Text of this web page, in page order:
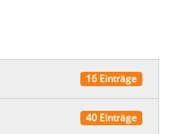
16 Einträge
40 Einträge